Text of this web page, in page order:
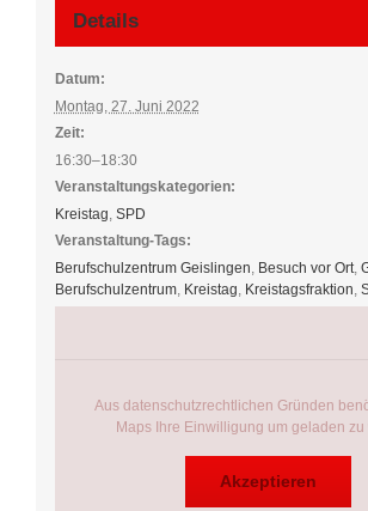
Details
Datum:
Montag, 27. Juni 2022
Zeit:
16:30–18:30
Veranstaltungskategorien:
Kreistag, SPD
Veranstaltung-Tags:
Berufschulzentrum Geislingen, Besuch vor Ort,
Berufschulzentrum, Kreistag, Kreistagsfraktion,
Aus datenschutzrechtlichen Gründen
Maps Ihre Einwilligung um geladen zu
Akzeptieren